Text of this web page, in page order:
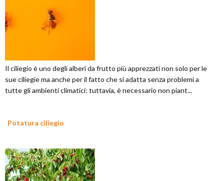
Il ciliegio è uno degli alberi da frutto più apprezzati non solo per le
sue ciliegie ma anche per il fatto che si adatta senza problemi a
tutte gli ambienti climatici: tuttavia, è necessario non piant...
Potatura ciliegio